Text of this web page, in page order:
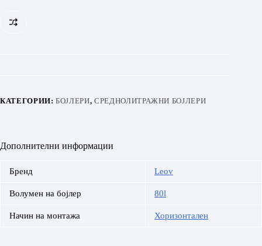
КАТЕГОРИИ:БОЈЛЕРИ,СРЕДНОЛИТРАЖНИ БОЈЛЕРИ
Дополнителни информации
Бренд Leov
Волумен на бојлер 80l
Начин на монтажа Хоризонтален